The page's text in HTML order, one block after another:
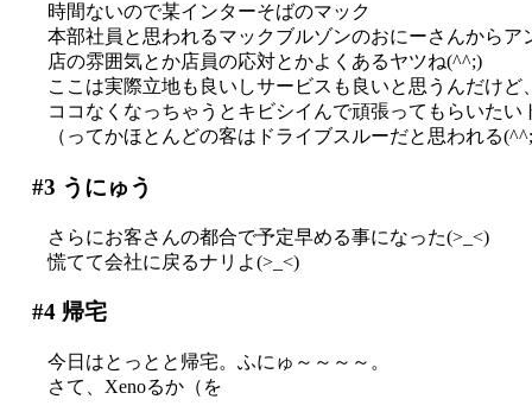
時間ないので某インターそばのマック
本部社員と思われるマックブルゾンのおにーさんからア
店の雰囲気とか店員の応対とかよくあるヤツね(^^;)
ここは実際立地も良いしサービスも良いと思うんだけど
ココなくなっちゃうとキビシイんで頑張ってもらいたい
（ってかほとんどの客はドライブスルーだと思われる
#3 うにゅう
さらにお客さんの都合で予定早める事になった(>_<)
慌てて会社に戻るナリよ(>_<)
#4帰宅
今日はとっとと帰宅。ふにゅ～～～～。
さて、Xenoるか（を